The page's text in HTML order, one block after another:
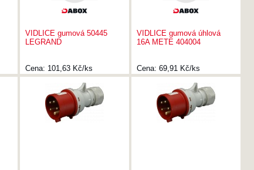
VIDLICE gumová 50445
LEGRAND
Cena: 101,63 Kč/ks
VIDLICE gumová úhlová
16A METE 404004
Cena: 69,91 Kč/ks